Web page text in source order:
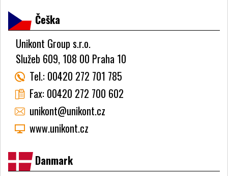
Češka
Unikont Group s.r.o.
Služeb 609, 108 00 Praha 10
Tel.: 00420 272 701 785
Fax: 00420 272 700 602
unikont@unikont.cz
www.unikont.cz
Danmark